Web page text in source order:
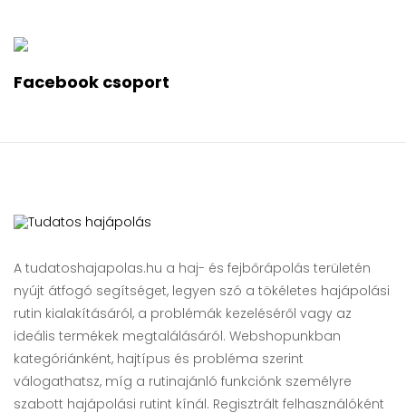
Facebook csoport
A tudatoshajapolas.hu a haj- és fejbőrápolás területén
nyújt átfogó segítséget, legyen szó a tökéletes hajápolási
rutin kialakításáról, a problémák kezeléséről vagy az
ideális termékek megtalálásáról. Webshopunkban
kategóriánként, hajtípus és probléma szerint
válogathatsz, míg a rutinajánló funkciónk személyre
szabott hajápolási rutint kínál. Regisztrált felhasználóként